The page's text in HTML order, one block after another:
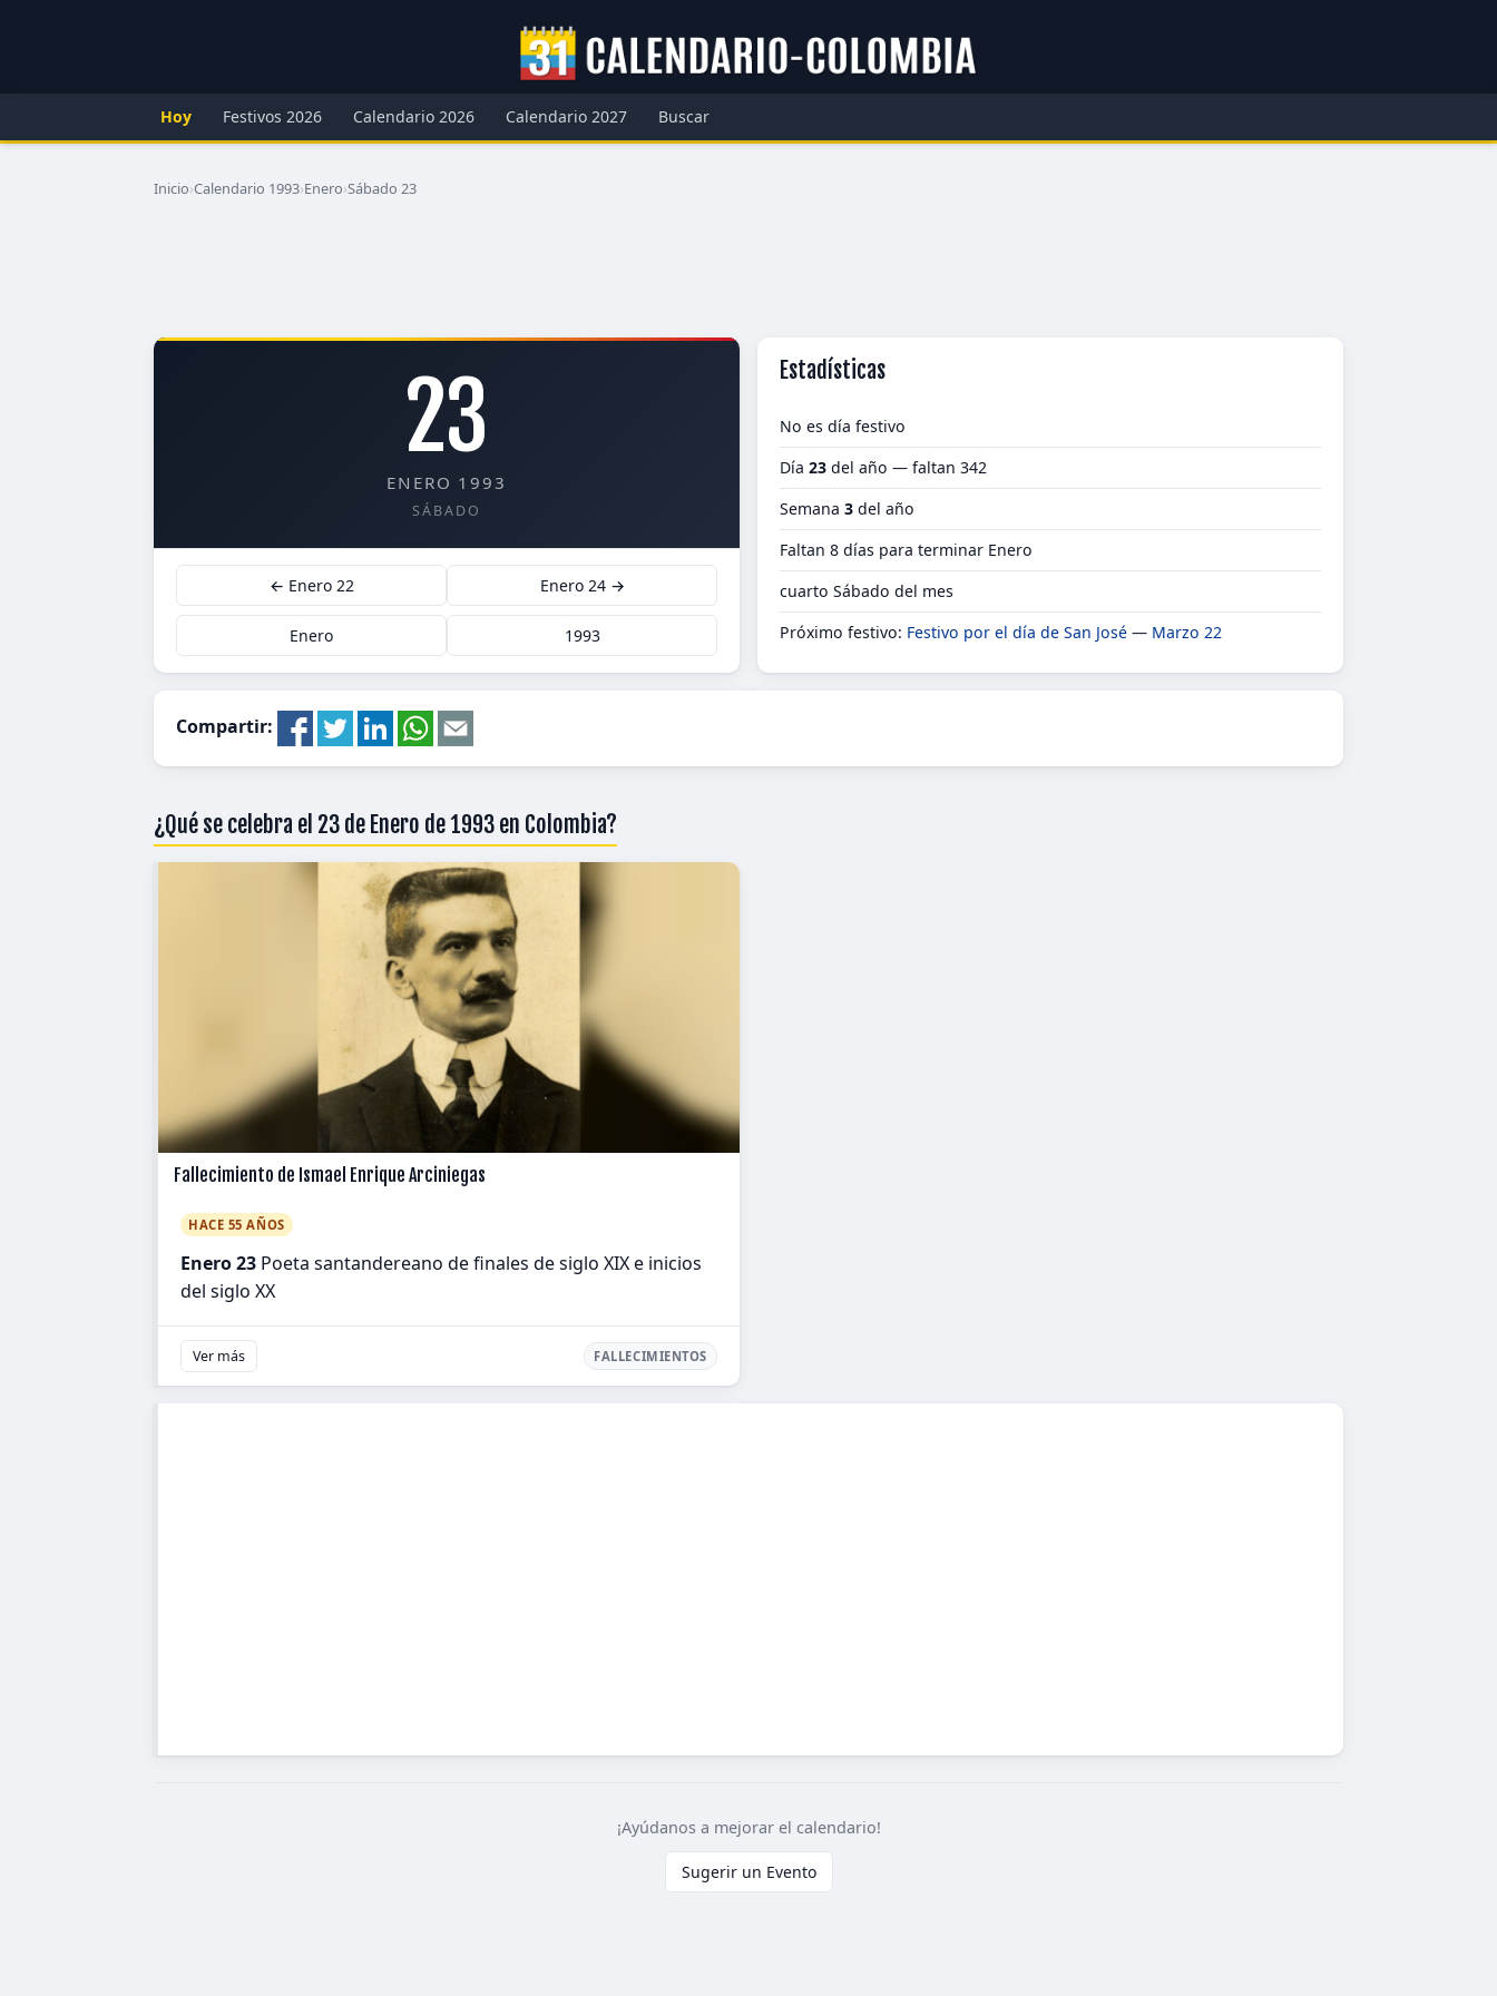
Hoy Festivos 2026 Calendario 2026 Calendario 2027 Buscar
Inicio›Calendario 1993›Enero›Sábado 23
23
ENERO 1993
SÁBADO
← Enero 22 Enero 24 →
Enero 1993
Estadísticas
No es día festivo
Día 23 del año — faltan 342
Semana 3 del año
Faltan 8 días para terminar Enero
cuarto Sábado del mes
Próximo festivo: Festivo por el día de San José — Marzo 22
Compartir:
¿Qué se celebra el 23 de Enero de 1993 en Colombia?
Fallecimiento de Ismael Enrique Arciniegas
HACE 55 AÑOS
Enero 23 Poeta santandereano de finales de siglo XIX e inicios
del siglo XX
Ver más FALLECIMIENTOS
¡Ayúdanos a mejorar el calendario!
Sugerir un Evento